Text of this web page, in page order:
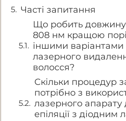
Часті запитання
Що робить довжину
808 нм кращою
іншими варіантами
лазерного
волосся?
Скільки процедур
потрібно з
лазерного апарату
епіляції з діодним